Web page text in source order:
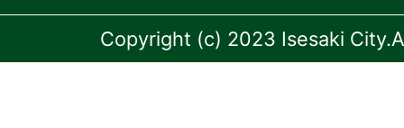
Copyright (c) 2023 Isesaki